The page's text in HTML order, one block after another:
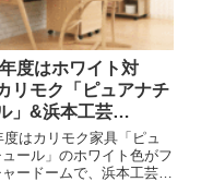
度はホワイト対
リモク「ピュアナチ
」&浜本工芸
」
度はカリモク家具「ピュ
ール」のホワイト色がフ
ャードームで、浜本工芸の